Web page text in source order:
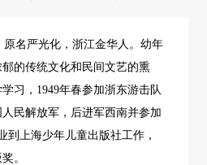
名严光化，浙江金华人。幼年
的传统文化和民间文艺的熏
习，1949年春参加浙东游击队
民解放军，后进军西南并参加
到上海少年儿童出版社工作，
。